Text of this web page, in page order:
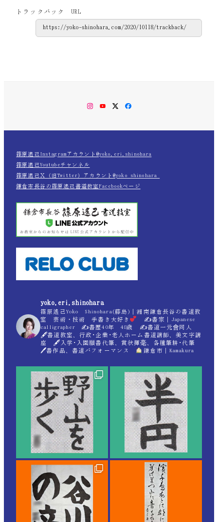
トラックバック URL
Instagram
YouTubeTwitterFacebook
篠原遙己Instagramアカウント@yoko.eri.shinohara
篠原遙己Youtubeチャンネル
篠原遙己Ｘ（旧Twitter）アカウント@yoko_shinohara_
鎌倉市長谷の篠原遙己書道教室Facebookページ
yoko.eri.shinohara
篠原遙己Yoko Shinohara(藤島)｜湘南鎌倉長谷の書道教
室 芸術・技術 手書き大好き
✍書家｜Japanese
calligrapher ✍書歴40年 48歳 ✍書道一元會同人
🖋書道教室、行政･企業･老人ホーム書道講師、美文字講
座 🖋入学･入園願書代筆、賞状揮毫、各種筆耕･代筆
🖊書作品、書道パフォーマンス
鎌倉市｜Kamakura